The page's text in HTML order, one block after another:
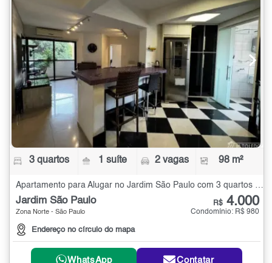
3 quartos 1 suíte 2 vagas 98 m²
Apartamento para Alugar no Jardim São Paulo com 3 quartos - 98 m²
Jardim São Paulo
Zona Norte - São Paulo
Endereço no círculo do mapa
R$ 4.000
Condomínio: R$ 980
WhatsApp Contatar